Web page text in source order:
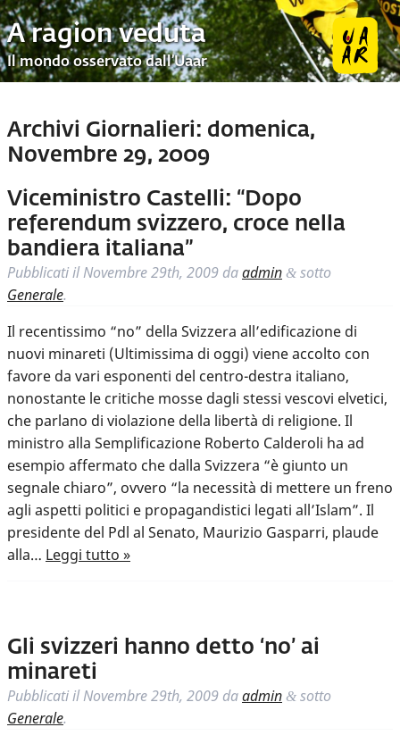
A ragion veduta
Il mondo osservato dall’Uaar
Archivi Giornalieri: domenica,
Novembre 29, 2009
Viceministro Castelli: “Dopo
referendum svizzero, croce nella
bandiera italiana”
Pubblicati ilNovembre 29th, 2009 daadmin & sotto
Generale.
Il recentissimo “no” della Svizzera all’edificazione di
nuovi minareti (Ultimissima di oggi) viene accolto con
favore da vari esponenti del centro-destra italiano,
nonostante le critiche mosse dagli stessi vescovi elvetici,
che parlano di violazione della libertà di religione. Il
ministro alla Semplificazione Roberto Calderoli ha ad
esempio affermato che dalla Svizzera “è giunto un
segnale chiaro”, ovvero “la necessità di mettere un freno
agli aspetti politici e propagandistici legati all’Islam”. Il
presidente del Pdl al Senato, Maurizio Gasparri, plaude
alla… Leggi tutto »
Gli svizzeri hanno detto ‘no’ ai
minareti
Pubblicati ilNovembre 29th, 2009 daadmin & sotto
Generale.